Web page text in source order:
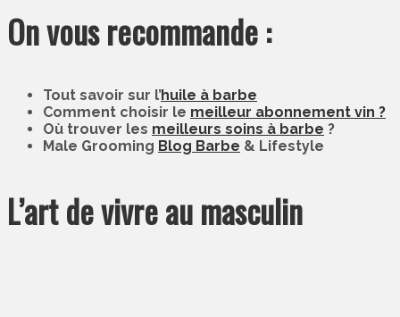
On vous recommande :
Tout savoir sur l’huile à barbe
Comment choisir le meilleur abonnement vin ?
Où trouver les meilleurs soins à barbe ?
Male Grooming Blog Barbe & Lifestyle
L’art de vivre au masculin